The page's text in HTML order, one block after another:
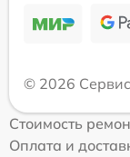
© 2026
Стоимость
Оплата и